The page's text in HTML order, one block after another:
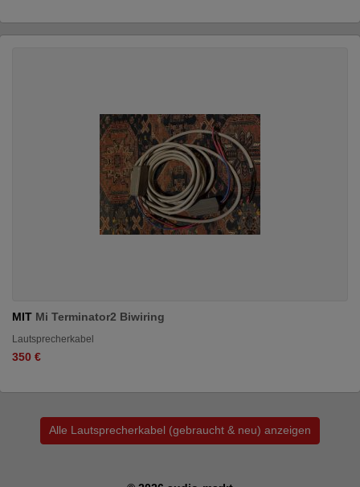
MIT Mi Terminator2 Biwiring
Lautsprecherkabel
350 €
Alle Lautsprecherkabel (gebraucht & neu) anzeigen